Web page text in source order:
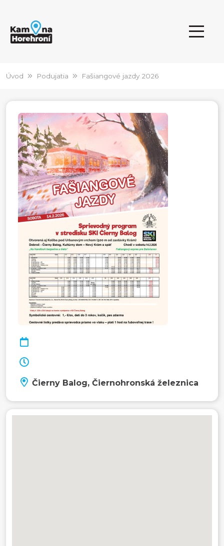
Úvod Podujatia Fašiangové jazdy 2026
Čierny Balog, Čiernohronská železnica